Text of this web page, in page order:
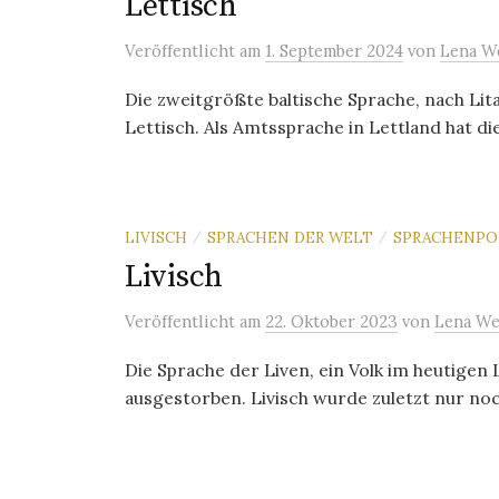
Veröffentlicht am 1. September 2024 von Lena
Die zweitgrößte baltische Sprache, nach
Lettisch. Als Amtssprache in Lettland hat
LIVISCH / SPRACHEN DER WELT /
Livisch
Veröffentlicht am 22. Oktober 2023 von Lena
Die Sprache der Liven, ein Volk im
ausgestorben. Livisch wurde zuletzt nur